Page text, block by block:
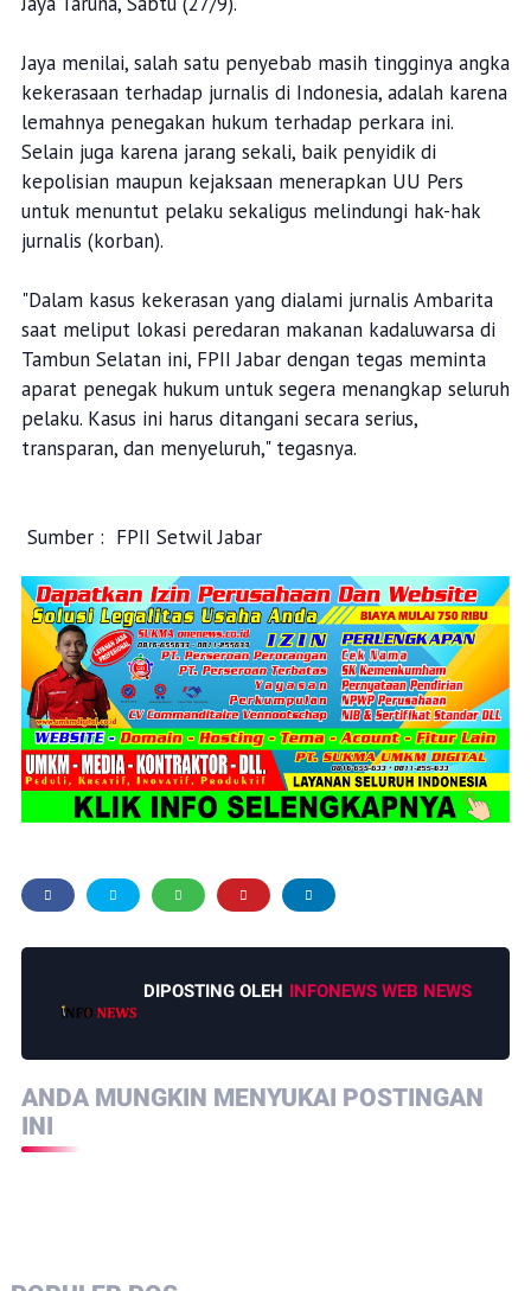
Jaya menilai, salah satu penyebab masih tingginya angka
kekerasaan terhadap jurnalis di Indonesia, adalah karena
lemahnya penegakan hukum terhadap perkara ini.
Selain juga karena jarang sekali, baik penyidik di
kepolisian maupun kejaksaan menerapkan UU Pers
untuk menuntut pelaku sekaligus melindungi hak-hak
jurnalis (korban).
"Dalam kasus kekerasan yang dialami jurnalis Ambarita
saat meliput lokasi peredaran makanan kadaluwarsa di
Tambun Selatan ini, FPII Jabar dengan tegas meminta
aparat penegak hukum untuk segera menangkap seluruh
pelaku. Kasus ini harus ditangani secara serius,
transparan, dan menyeluruh," tegasnya.
Sumber : FPII Setwil Jabar
DIPOSTING OLEH INFONEWS WEB NEWS
ANDA MUNGKIN MENYUKAI POSTINGAN
INI